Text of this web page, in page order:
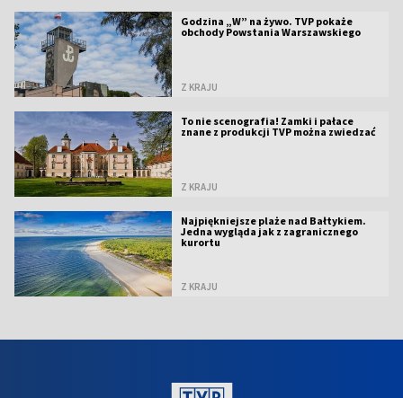
Godzina „W” na żywo. TVP pokaże
obchody Powstania Warszawskiego
Z KRAJU
To nie scenografia! Zamki i pałace
znane z produkcji TVP można zwiedzać
Z KRAJU
Najpiękniejsze plaże nad Bałtykiem.
Jedna wygląda jak z zagranicznego
kurortu
Z KRAJU